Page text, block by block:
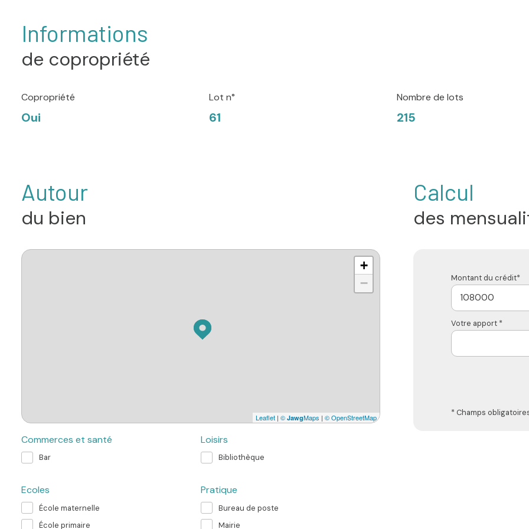
Informations
de copropriété
Copropriété
Oui
Lot n°
61
Nombre de lots
215
Autour
du bien
+
−
Leaflet | © JawgMaps | © OpenStreetMap
Commerces et santé
Bar
Loisirs
Bibliothèque
Ecoles
École maternelle
École primaire
Pratique
Bureau de poste
Mairie
Calcul
des
Montant du crédit*
Votre apport *
* Champs